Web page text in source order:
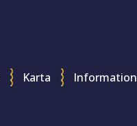
Karta Information